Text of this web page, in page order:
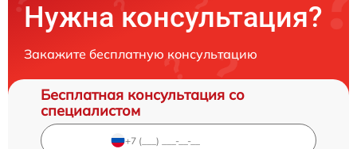
Нужна консультация?
Закажите бесплатную консультацию
Бесплатная консультация со
специалистом